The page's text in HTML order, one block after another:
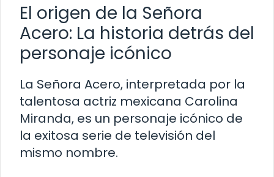
El origen de la Señora
Acero: La historia detrás del
personaje icónico
La Señora Acero, interpretada por la
talentosa actriz mexicana Carolina
Miranda, es un personaje icónico de
la exitosa serie de televisión del
mismo nombre.